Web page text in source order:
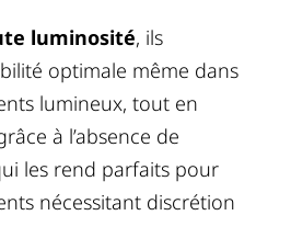
luminosité, ils
optimale même dans
lumineux, tout en
à l’absence de
les rend parfaits pour
nécessitant discrétion